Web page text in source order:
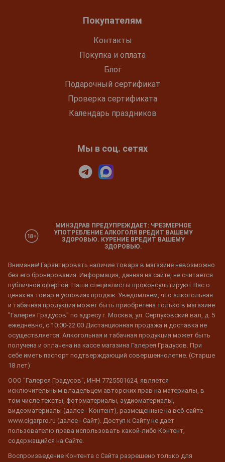
Покупателям
Контакты
Покупка и оплата
Блог
Подарочный сертификат
Проверка сертификата
Календарь праздников
Мы в соц. сетях
МИНЗДРАВ ПРЕДУПРЕЖДАЕТ: ЧРЕЗМЕРНОЕ
УПОТРЕБЛЕНИЕ АЛКОГОЛЯ ВРЕДИТ ВАШЕМУ
ЗДОРОВЬЮ. КУРЕНИЕ ВРЕДИТ ВАШЕМУ
ЗДОРОВЬЮ.
Внимание! Гарантировать наличие товара в магазине невозможно
без его бронирования. Информация, данная на сайте, не считается
публичной офертой. Наши специалисты проконсультируют Вас о
ценах на товар и условиях продаж. Уведомляем, что алкогольная
и табачная продукция может быть приобретена только в магазине
"Галерея Градусов" по адресу г. Москва, ул. Серпуховский вал, д. 5
ежедневно, с 10:00-22:00 Дистанционная продажа и доставка не
осуществляется. Алкогольная и табачная продукция может быть
получена и оплачена на кассе магазина Галерея Градусов. При
себе иметь паспорт подтверждающий совершеннолетие. (Старше
18 лет)
ООО "Галерея Градусов", ИНН 7725501624, является
исключительным владельцем авторских прав на материалы, в
том числе тексты, фотоматериалы, аудиоматериалы,
видеоматериалы (далее - Контент), размещенные на веб-сайте
www.cigarpro.ru (далее - Сайт). Доступ к Сайту не дает
пользователю права использовать какой-либо Контент,
содержащийся на Сайте.
Воспроизведение Контента с Сайта разрешено только для